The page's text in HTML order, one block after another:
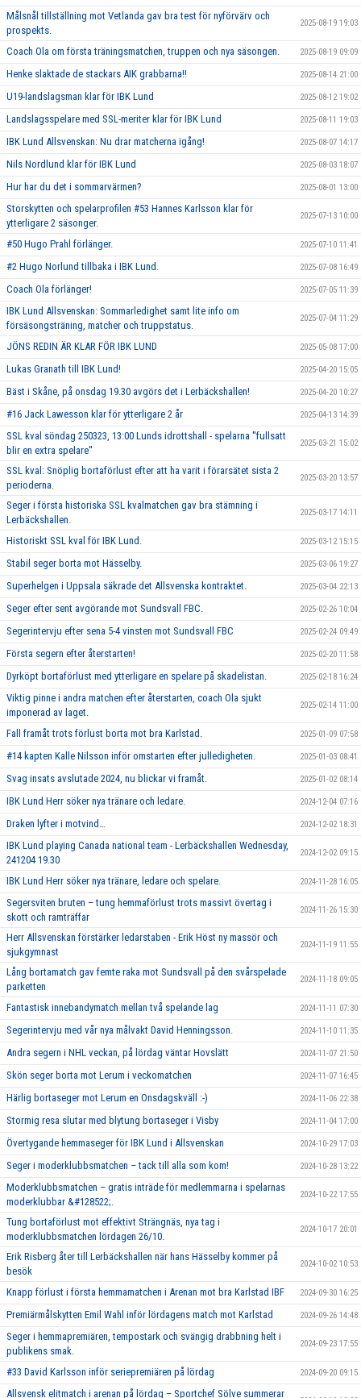
Målsnål tillställning mot Vetlanda gav bra test för nyförvärv och
prospekts.
2025-08-19 19:03
Coach Ola om första träningsmatchen, truppen och nya säsongen. 2025-08-19 09:09
Henke slaktade de stackars AIK grabbarna!! 2025-08-14 21:00
U19-landslagsman klar för IBK Lund 2025-08-12 19:02
Landslagsspelare med SSL-meriter klar för IBK Lund 2025-08-11 19:03
IBK Lund Allsvenskan: Nu drar matcherna igång! 2025-08-07 14:17
Nils Nordlund klar för IBK Lund 2025-08-03 18:07
Hur har du det i sommarvärmen? 2025-08-01 13:00
Storskytten och spelarprofilen #53 Hannes Karlsson klar för
ytterligare 2 säsonger.
2025-07-13 10:00
#50 Hugo Prahl förlänger. 2025-07-10 11:41
#2 Hugo Norlund tillbaka i IBK Lund. 2025-07-08 16:49
Coach Ola förlänger! 2025-07-05 11:39
IBK Lund Allsvenskan: Sommarledighet samt lite info om
försäsongsträning, matcher och truppstatus.
2025-07-04 11:29
JÖNS REDIN ÄR KLAR FÖR IBK LUND 2025-05-08 17:00
Lukas Granath till IBK Lund! 2025-04-20 15:05
Bäst i Skåne, på onsdag 19.30 avgörs det i Lerbäckshallen! 2025-04-20 10:27
#16 Jack Lawesson klar för ytterligare 2 år 2025-04-13 14:39
SSL kval söndag 250323, 13:00 Lunds idrottshall - spelarna ''fullsatt
blir en extra spelare''
2025-03-21 15:02
SSL kval: Snöplig bortaförlust efter att ha varit i förarsätet sista 2
perioderna.
2025-03-20 13:57
Seger i första historiska SSL kvalmatchen gav bra stämning i
Lerbäckshallen.
2025-03-17 14:11
Historiskt SSL kval för IBK Lund. 2025-03-12 15:15
Stabil seger borta mot Hässelby. 2025-03-06 19:27
Superhelgen i Uppsala säkrade det Allsvenska kontraktet. 2025-03-04 22:13
Seger efter sent avgörande mot Sundsvall FBC. 2025-02-26 10:04
Segerintervju efter sena 5-4 vinsten mot Sundsvall FBC 2025-02-24 09:49
Första segern efter återstarten! 2025-02-20 11:58
Dyrköpt bortaförlust med ytterligare en spelare på skadelistan. 2025-02-18 16:24
Viktig pinne i andra matchen efter återstarten, coach Ola sjukt
imponerad av laget.
2025-02-14 11:00
Fall framåt trots förlust borta mot bra Karlstad. 2025-01-09 07:58
#14 kapten Kalle Nilsson inför omstarten efter julledigheten. 2025-01-03 08:41
Svag insats avslutade 2024, nu blickar vi framåt. 2025-01-02 08:14
IBK Lund Herr söker nya tränare och ledare. 2024-12-04 07:16
Draken lyfter i motvind… 2024-12-02 18:31
IBK Lund playing Canada national team - Lerbäckshallen Wednesday,
241204 19.30
2024-12-02 09:15
IBK Lund Herr söker nya tränare, ledare och spelare. 2024-11-28 16:05
Segersviten bruten – tung hemmaförlust trots massivt övertag i
skott och ramträffar
2024-11-26 15:30
Herr Allsvenskan förstärker ledarstaben - Erik Höst ny massör och
sjukgymnast
2024-11-19 11:55
Lång bortamatch gav femte raka mot Sundsvall på den svårspelade
parketten
2024-11-18 09:05
Fantastisk innebandymatch mellan två spelande lag 2024-11-11 07:30
Segerintervju med vår nya målvakt David Henningsson. 2024-11-10 11:35
Andra segern i NHL veckan, på lördag väntar Hovslätt 2024-11-07 21:50
Skön seger borta mot Lerum i veckomatchen 2024-11-07 16:45
Härlig bortaseger mot Lerum en Onsdagskväll :-) 2024-11-06 22:38
Stormig resa slutar med blytung bortaseger i Visby 2024-11-04 17:00
Övertygande hemmaseger för IBK Lund i Allsvenskan 2024-10-29 17:03
Seger i moderklubbsmatchen – tack till alla som kom! 2024-10-28 13:22
Moderklubbsmatchen – gratis inträde för medlemmarna i spelarnas
moderklubbar &#128522;.
2024-10-22 17:55
Tung bortaförlust mot effektivt Strängnäs, nya tag i
moderklubbsmatchen lördagen 26/10.
2024-10-17 20:01
Erik Risberg åter till Lerbäckshallen när hans Hässelby kommer på
besök
2024-10-02 10:53
Knapp förlust i första hemmamatchen i Arenan mot bra Karlstad IBF 2024-09-30 16:25
Premiärmålskytten Emil Wahl inför lördagens match mot Karlstad 2024-09-26 14:48
Seger i hemmapremiären, tempostark och svängig drabbning helt i
publikens smak.
2024-09-23 17:55
#33 David Karlsson inför seriepremiären på lördag 2024-09-20 09:15
Allsvensk elitmatch i arenan på lördag – Sportchef Sölve summerar